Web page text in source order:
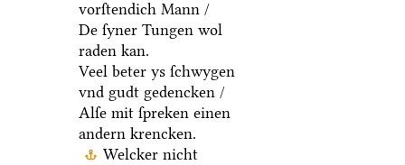
vorſtendich Mann /
De ſyner Tungen wol
raden kan.
Veel beter ys ſchwygen
vnd gudt gedencken /
Alſe mit ſpreken einen
andern krencken.
Welcker nicht